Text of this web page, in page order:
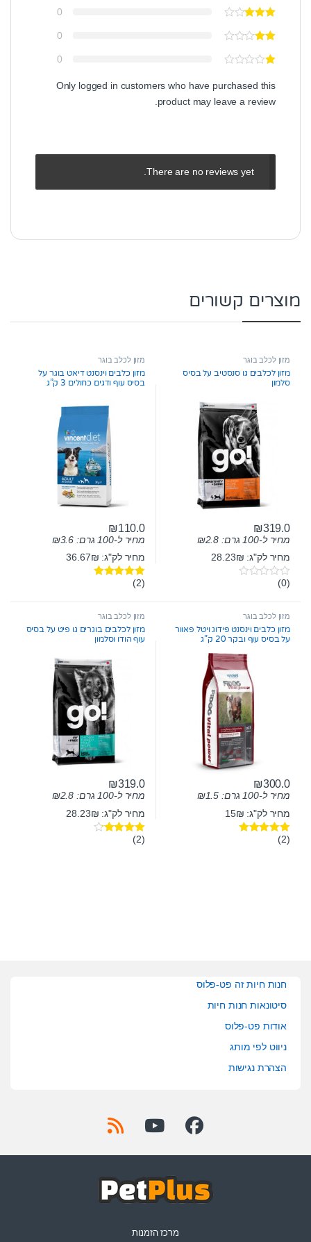
0
0
0
Only logged in customers who have purchased this
product may leave a review.
There are no reviews yet.
מוצרים קשורים
מזון לכלב בוגר
מזון לכלבים גו סנסטיב על בסיס
סלמון
₪319.0
מחיר ל-100 גרם: ₪2.8
מחיר לק"ג: 28.23₪
0
t
f
5
(0)
מזון לכלב בוגר
מזון כלבים וינסנט דיאט בוגר על
בסיס עוף ודגים כחולים 3 ק”ג
₪110.0
מחיר ל-100 גרם: ₪3.6
מחיר לק"ג: 36.67₪
דורג(2)
מזון לכלב בוגר
מזון כלבים וינסנט פידוג ויטל פאוור
על בסיס עוף ובקר 20 ק”ג
₪300.0
מחיר ל-100 גרם: ₪1.5
מחיר לק"ג: 15₪
דורג(2)
מזון לכלב בוגר
מזון לכלבים בוגרים גו פיט על בסיס
עוף הודו וסלמון
₪319.0
מחיר ל-100 גרם: ₪2.8
מחיר לק"ג: 28.23₪
דורג(2)
חנות חיות זה פט-פלוס
סיטונאות חנות חיות
אודות פט-פלוס
ניווט לפי מותג
הצהרת נגישות
מרכז הזמנות